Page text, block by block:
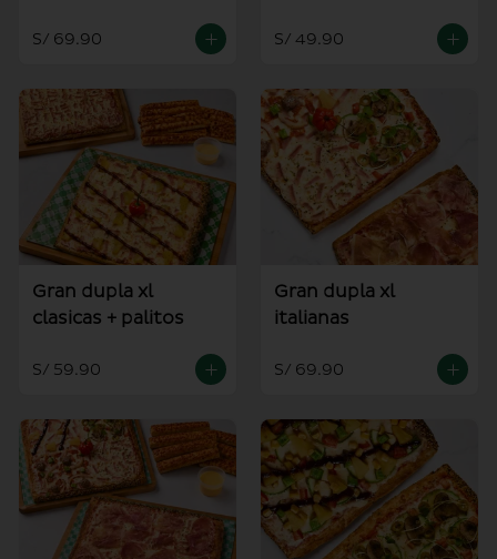
S/ 69.90 S/ 49.90
Gran dupla xl
clasicas + palitos
S/ 59.90
Gran dupla xl
italianas
S/ 69.90